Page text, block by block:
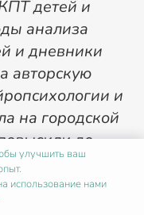
детей и
анализа
и дневники
авторскую
и
на городской
до
на 80%.
планируемое
улучшить ваш
использование нами